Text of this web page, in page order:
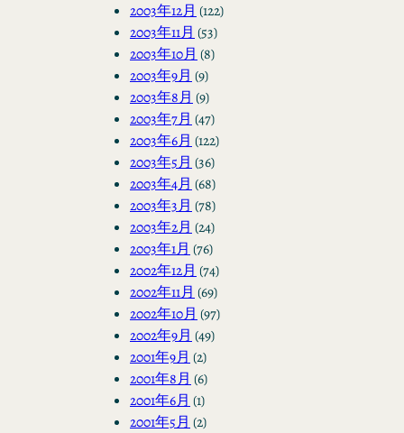
2003年12月 (122)
2003年11月 (53)
2003年10月 (8)
2003年9月 (9)
2003年8月 (9)
2003年7月 (47)
2003年6月 (122)
2003年5月 (36)
2003年4月 (68)
2003年3月 (78)
2003年2月 (24)
2003年1月 (76)
2002年12月 (74)
2002年11月 (69)
2002年10月 (97)
2002年9月 (49)
2001年9月 (2)
2001年8月 (6)
2001年6月 (1)
2001年5月 (2)